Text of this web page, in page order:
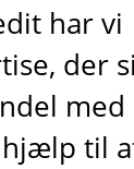
har vi
der
til